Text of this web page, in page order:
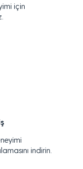
için
indirin.